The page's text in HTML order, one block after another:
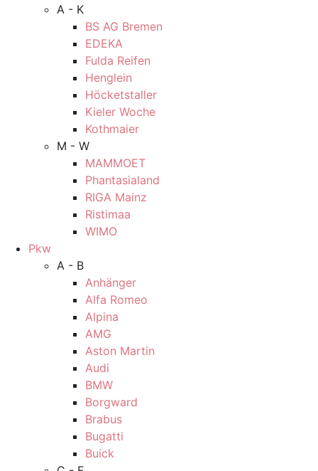
A - K
BS AG Bremen
EDEKA
Fulda Reifen
Henglein
Höcketstaller
Kieler Woche
Kothmaier
M - W
MAMMOET
Phantasialand
RIGA Mainz
Ristimaa
WIMO
Pkw
A - B
Anhänger
Alfa Romeo
Alpina
AMG
Aston Martin
Audi
BMW
Borgward
Brabus
Bugatti
Buick